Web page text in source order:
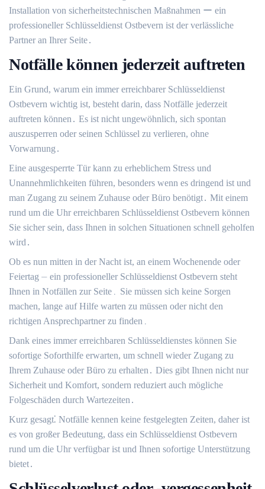
Installation von sicherheitstechnischen Maßnahmen ー ein
professioneller Schlüsseldienst Ostbevern ist der verlässliche
Partner an Ihrer Seite․
Notfälle können jederzeit auftreten
Ein Grund, warum ein immer erreichbarer Schlüsseldienst
Ostbevern wichtig ist, besteht darin, dass Notfälle jederzeit
auftreten können․ Es ist nicht ungewöhnlich, sich spontan
auszusperren oder seinen Schlüssel zu verlieren, ohne
Vorwarnung․
Eine ausgesperrte Tür kann zu erheblichem Stress und
Unannehmlichkeiten führen, besonders wenn es dringend ist und
man Zugang zu seinem Zuhause oder Büro benötigt․ Mit einem
rund um die Uhr erreichbaren Schlüsseldienst Ostbevern können
Sie sicher sein, dass Ihnen in solchen Situationen schnell geholfen
wird․
Ob es nun mitten in der Nacht ist, an einem Wochenende oder
Feiertag ⏤ ein professioneller Schlüsseldienst Ostbevern steht
Ihnen in Notfällen zur Seite․ Sie müssen sich keine Sorgen
machen, lange auf Hilfe warten zu müssen oder nicht den
richtigen Ansprechpartner zu finden․
Dank eines immer erreichbaren Schlüsseldienstes können Sie
sofortige Soforthilfe erwarten, um schnell wieder Zugang zu
Ihrem Zuhause oder Büro zu erhalten․ Dies gibt Ihnen nicht nur
Sicherheit und Komfort, sondern reduziert auch mögliche
Folgeschäden durch Wartezeiten․
Kurz gesagt⁚ Notfälle kennen keine festgelegten Zeiten, daher ist
es von großer Bedeutung, dass ein Schlüsseldienst Ostbevern
rund um die Uhr verfügbar ist und Ihnen sofortige Unterstützung
bietet․